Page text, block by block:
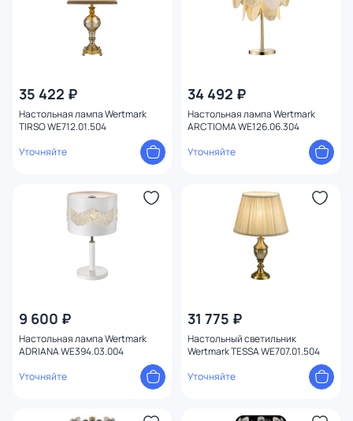
35 422 ₽
Настольная лампа Wertmark
TIRSO WE712.01.504
Уточняйте
34 492 ₽
Настольная лампа Wertmark
ARCTIOMA WE126.06.304
Уточняйте
9 600 ₽
Настольная лампа Wertmark
ADRIANA WE394.03.004
Уточняйте
31 775 ₽
Настольный светильник
Wertmark TESSA WE707.01.504
Уточняйте